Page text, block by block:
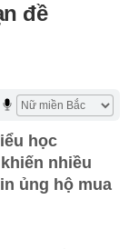
đề
học
nhiều
ủng hộ mua